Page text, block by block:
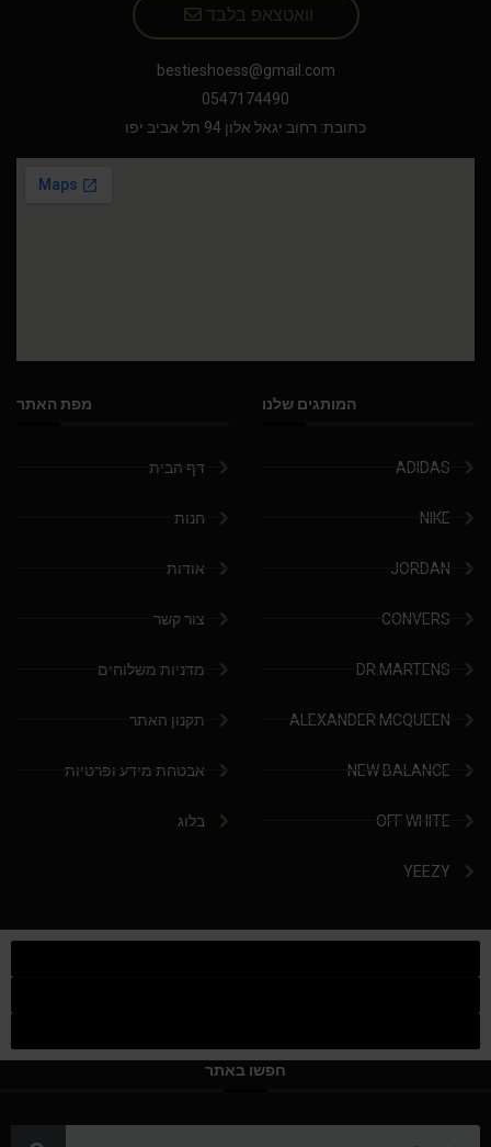
וואטצאפ בלבד
bestieshoess@gmail.com
0547174490
כתובת: רחוב יגאל אלון 94 תל אביב יפו
המותגים שלנו
ADIDAS
NIKE
JORDAN
CONVERS
DR.MARTENS
ALEXANDER MCQUEEN
NEW BALANCE
OFF WHITE
YEEZY
מפת האתר
דף הבית
חנות
אודות
צור קשר
מדניות משלוחים
תקנון האתר
אבטחת מידע ופרטיות
בלוג
חפשו באתר